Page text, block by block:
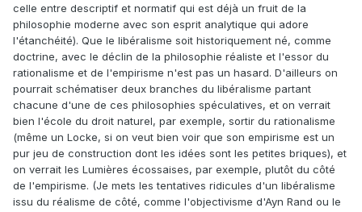
celle entre descriptif et normatif qui est déjà un fruit de la
philosophie moderne avec son esprit analytique qui adore
l'étanchéité). Que le libéralisme soit historiquement né, comme
doctrine, avec le déclin de la philosophie réaliste et l'essor du
rationalisme et de l'empirisme n'est pas un hasard. D'ailleurs on
pourrait schématiser deux branches du libéralisme partant
chacune d'une de ces philosophies spéculatives, et on verrait
bien l'école du droit naturel, par exemple, sortir du rationalisme
(même un Locke, si on veut bien voir que son empirisme est un
pur jeu de construction dont les idées sont les petites briques), et
on verrait les Lumières écossaises, par exemple, plutôt du côté
de l'empirisme. (Je mets les tentatives ridicules d'un libéralisme
issu du réalisme de côté, comme l'objectivisme d'Ayn Rand ou le